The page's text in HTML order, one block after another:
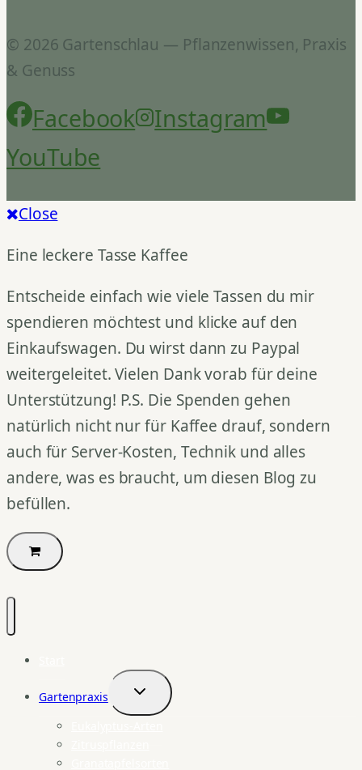
© 2026 Gartenschlau — Pflanzenwissen, Praxis
& Genuss
Facebook
Instagram
YouTube
Close
Eine leckere Tasse Kaffee
Entscheide einfach wie viele Tassen du mir
spendieren möchtest und klicke auf den
Einkaufswagen. Du wirst dann zu Paypal
weitergeleitet. Vielen Dank vorab für deine
Unterstützung! P.S. Die Spenden gehen
natürlich nicht nur für Kaffee drauf, sondern
auch für Server-Kosten, Technik und alles
andere, was es braucht, um diesen Blog zu
befüllen.
Gartenpraxis
Untermenü
umschalten